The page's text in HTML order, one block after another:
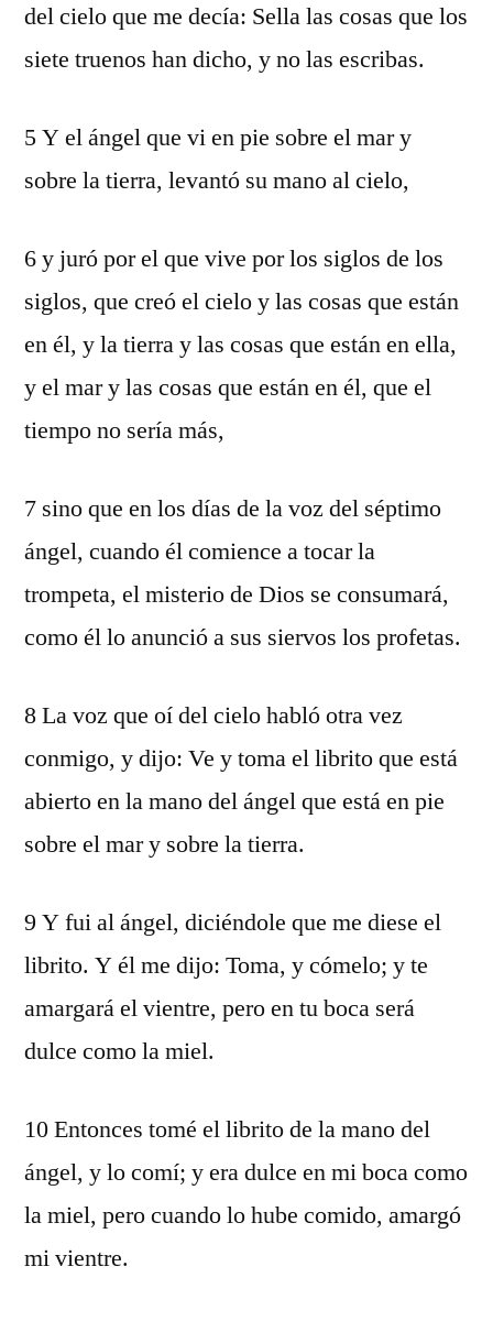
del cielo que me decía: Sella las cosas que los
siete truenos han dicho, y no las escribas.
5 Y el ángel que vi en pie sobre el mar y
sobre la tierra, levantó su mano al cielo,
6 y juró por el que vive por los siglos de los
siglos, que creó el cielo y las cosas que están
en él, y la tierra y las cosas que están en ella,
y el mar y las cosas que están en él, que el
tiempo no sería más,
7 sino que en los días de la voz del séptimo
ángel, cuando él comience a tocar la
trompeta, el misterio de Dios se consumará,
como él lo anunció a sus siervos los profetas.
8 La voz que oí del cielo habló otra vez
conmigo, y dijo: Ve y toma el librito que está
abierto en la mano del ángel que está en pie
sobre el mar y sobre la tierra.
9 Y fui al ángel, diciéndole que me diese el
librito. Y él me dijo: Toma, y cómelo; y te
amargará el vientre, pero en tu boca será
dulce como la miel.
10 Entonces tomé el librito de la mano del
ángel, y lo comí; y era dulce en mi boca como
la miel, pero cuando lo hube comido, amargó
mi vientre.